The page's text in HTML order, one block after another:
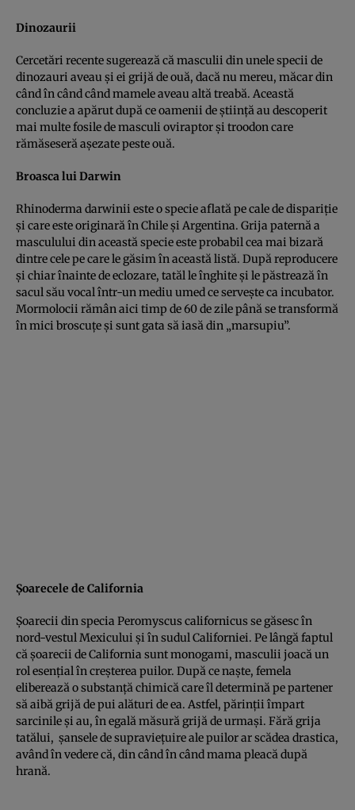
Dinozaurii
Cercetări recente sugerează că masculii din unele specii de
dinozauri aveau şi ei grijă de ouă, dacă nu mereu, măcar din
când în când când mamele aveau altă treabă. Această
concluzie a apărut după ce oamenii de ştiinţă au descoperit
mai multe fosile de masculi oviraptor şi troodon care
rămăseseră aşezate peste ouă.
Broasca lui Darwin
Rhinoderma darwinii este o specie aflată pe cale de dispariţie
şi care este originară în Chile şi Argentina. Grija paternă a
masculului din această specie este probabil cea mai bizară
dintre cele pe care le găsim în această listă. După reproducere
şi chiar înainte de eclozare, tatăl le înghite şi le păstrează în
sacul său vocal într-un mediu umed ce serveşte ca incubator.
Mormolocii rămân aici timp de 60 de zile până se transformă
în mici broscuţe şi sunt gata să iasă din „marsupiu”.
Şoarecele de California
Şoarecii din specia Peromyscus californicus se găsesc în
nord-vestul Mexicului şi în sudul Californiei. Pe lângă faptul
că şoarecii de California sunt monogami, masculii joacă un
rol esenţial în creşterea puilor. După ce naşte, femela
eliberează o substanţă chimică care îl determină pe partener
să aibă grijă de pui alături de ea. Astfel, părinţii împart
sarcinile şi au, în egală măsură grijă de urmaşi. Fără grija
tatălui, şansele de supravieţuire ale puilor ar scădea drastica,
având în vedere că, din când în când mama pleacă după
hrană.